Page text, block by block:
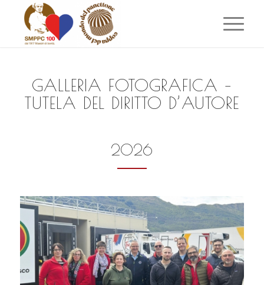
GALLERIA FOTOGRAFICA –
TUTELA DEL DIRITTO D’AUTORE
2026